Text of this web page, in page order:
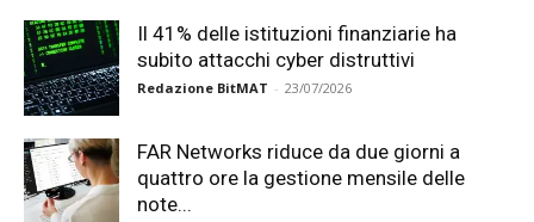
Il 41% delle istituzioni finanziarie ha
subito attacchi cyber distruttivi
Redazione BitMAT - 23/07/2026
FAR Networks riduce da due giorni a
quattro ore la gestione mensile delle
note...